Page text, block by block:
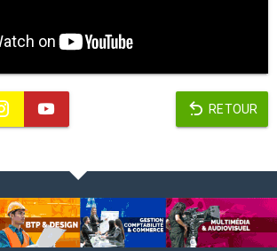
RETOUR